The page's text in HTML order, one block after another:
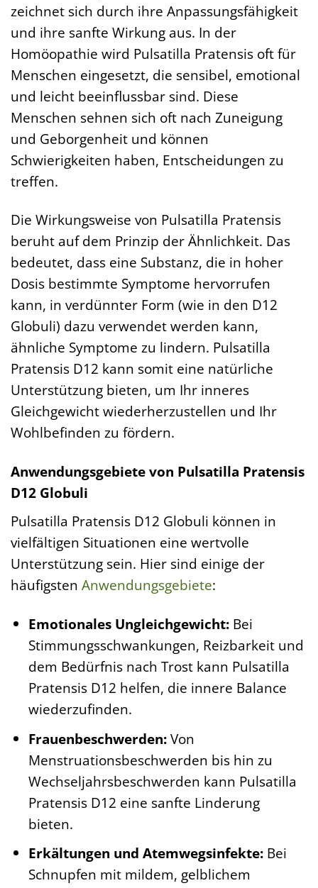
zeichnet sich durch ihre Anpassungsfähigkeit
und ihre sanfte Wirkung aus. In der
Homöopathie wird Pulsatilla Pratensis oft für
Menschen eingesetzt, die sensibel, emotional
und leicht beeinflussbar sind. Diese
Menschen sehnen sich oft nach Zuneigung
und Geborgenheit und können
Schwierigkeiten haben, Entscheidungen zu
treffen.
Die Wirkungsweise von Pulsatilla Pratensis
beruht auf dem Prinzip der Ähnlichkeit. Das
bedeutet, dass eine Substanz, die in hoher
Dosis bestimmte Symptome hervorrufen
kann, in verdünnter Form (wie in den D12
Globuli) dazu verwendet werden kann,
ähnliche Symptome zu lindern. Pulsatilla
Pratensis D12 kann somit eine natürliche
Unterstützung bieten, um Ihr inneres
Gleichgewicht wiederherzustellen und Ihr
Wohlbefinden zu fördern.
Anwendungsgebiete von Pulsatilla Pratensis
D12 Globuli
Pulsatilla Pratensis D12 Globuli können in
vielfältigen Situationen eine wertvolle
Unterstützung sein. Hier sind einige der
häufigsten Anwendungsgebiete:
Emotionales Ungleichgewicht:Bei
Stimmungsschwankungen, Reizbarkeit und
dem Bedürfnis nach Trost kann Pulsatilla
Pratensis D12 helfen, die innere Balance
wiederzufinden.
Frauenbeschwerden:Von
Menstruationsbeschwerden bis hin zu
Wechseljahrsbeschwerden kann Pulsatilla
Pratensis D12 eine sanfte Linderung
bieten.
Erkältungen und Atemwegsinfekte:Bei
Schnupfen mit mildem, gelblichem